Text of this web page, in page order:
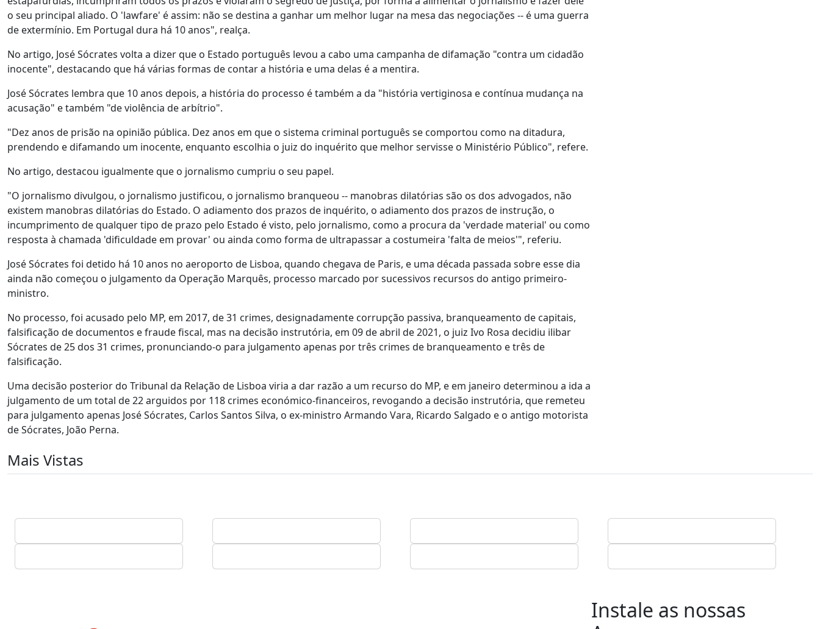
o seu principal aliado. O 'lawfare' é assim: não se destina a ganhar um melhor lugar na mesa das negociações -- é uma guerra
de extermínio. Em Portugal dura há 10 anos", realça.
No artigo, José Sócrates volta a dizer que o Estado português levou a cabo uma campanha de difamação "contra um cidadão
inocente", destacando que há várias formas de contar a história e uma delas é a mentira.
José Sócrates lembra que 10 anos depois, a história do processo é também a da "história vertiginosa e contínua mudança na
acusação" e também "de violência de arbítrio".
"Dez anos de prisão na opinião pública. Dez anos em que o sistema criminal português se comportou como na ditadura,
prendendo e difamando um inocente, enquanto escolhia o juiz do inquérito que melhor servisse o Ministério Público", refere.
No artigo, destacou igualmente que o jornalismo cumpriu o seu papel.
"O jornalismo divulgou, o jornalismo justificou, o jornalismo branqueou -- manobras dilatórias são os dos advogados, não
existem manobras dilatórias do Estado. O adiamento dos prazos de inquérito, o adiamento dos prazos de instrução, o
incumprimento de qualquer tipo de prazo pelo Estado é visto, pelo jornalismo, como a procura da 'verdade material' ou como
resposta à chamada 'dificuldade em provar' ou ainda como forma de ultrapassar a costumeira 'falta de meios'", referiu.
José Sócrates foi detido há 10 anos no aeroporto de Lisboa, quando chegava de Paris, e uma década passada sobre esse dia
ainda não começou o julgamento da Operação Marquês, processo marcado por sucessivos recursos do antigo primeiro-
ministro.
No processo, foi acusado pelo MP, em 2017, de 31 crimes, designadamente corrupção passiva, branqueamento de capitais,
falsificação de documentos e fraude fiscal, mas na decisão instrutória, em 09 de abril de 2021, o juiz Ivo Rosa decidiu ilibar
Sócrates de 25 dos 31 crimes, pronunciando-o para julgamento apenas por três crimes de branqueamento e três de
falsificação.
Uma decisão posterior do Tribunal da Relação de Lisboa viria a dar razão a um recurso do MP, e em janeiro determinou a ida a
julgamento de um total de 22 arguidos por 118 crimes económico-financeiros, revogando a decisão instrutória, que remeteu
para julgamento apenas José Sócrates, Carlos Santos Silva, o ex-ministro Armando Vara, Ricardo Salgado e o antigo motorista
de Sócrates, João Perna.
Mais Vistas
Instale as nossas